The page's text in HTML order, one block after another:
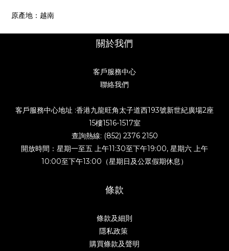
原產地：越南
關於我們
客戶服務中心
聯絡我們
客戶服務中心地址 :香港九龍旺角太子道西193號新世紀廣場2座
15樓1516-1517室
查詢熱線: (852) 2376 2150
開放時間：星期一至五 上午11:30至下午19:00, 星期六 上午
10:00至下午13:00（星期日及公眾假期休息）
條款
條款及細則
隱私政策
購買條款及聲明